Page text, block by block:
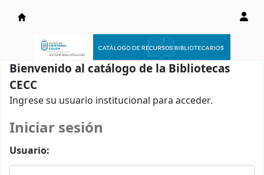
Catálogo en línea
Bienvenido al catálogo de la Bibliotecas
CECC
Ingrese su usuario institucional para acceder.
Iniciar sesión
Usuario: